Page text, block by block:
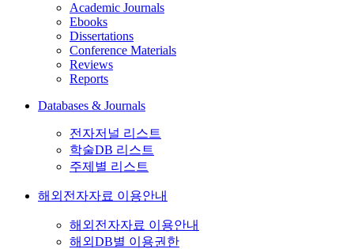
Academic Journals
Ebooks
Dissertations
Conference Materials
Reviews
Reports
Databases & Journals
전자저널 리스트
학술DB 리스트
주제별 리스트
해외전자자료 이용안내
해외전자자료 이용안내
해외DB별 이용권한